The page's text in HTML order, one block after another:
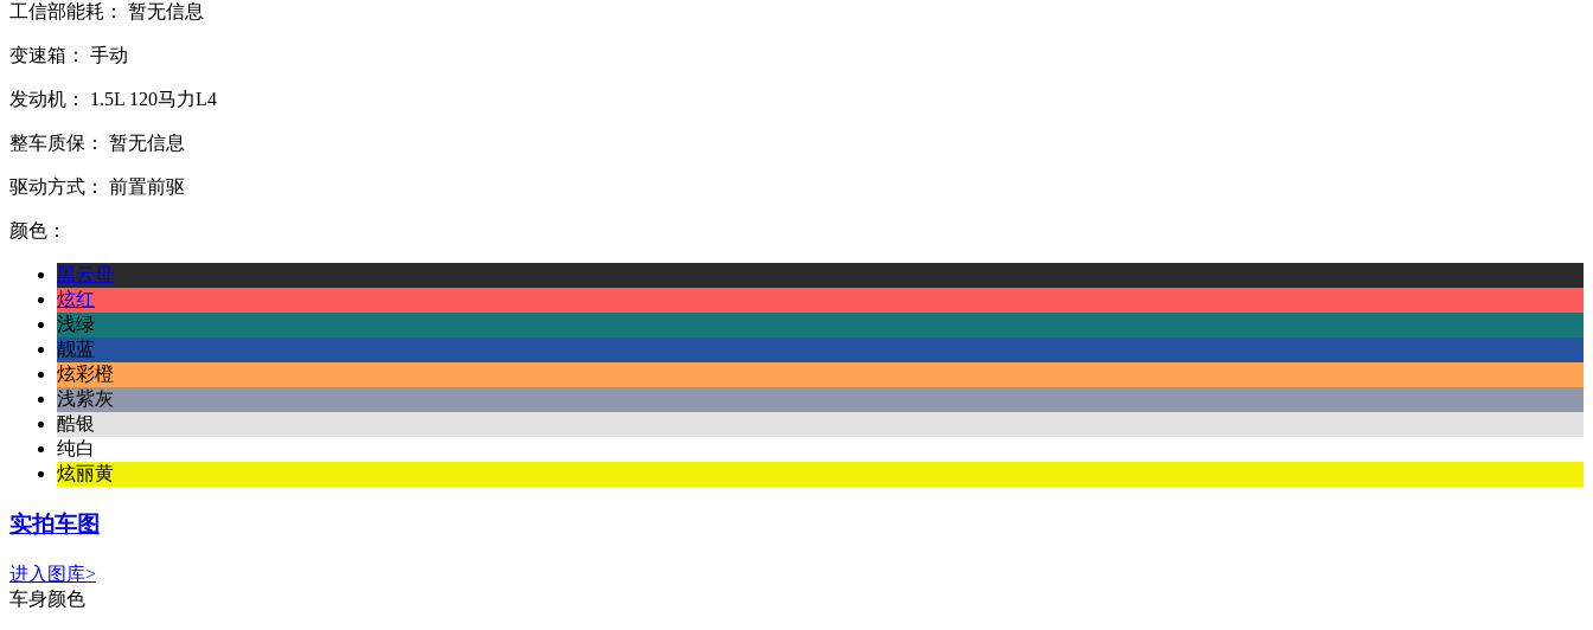
工信部能耗： 暂无信息
变速箱： 手动
发动机： 1.5L 120马力L4
整车质保： 暂无信息
驱动方式： 前置前驱
颜色：
黑云母
炫红
浅绿
靓蓝
炫彩橙
浅紫灰
酷银
纯白
炫丽黄
实拍车图
进入图库>
车身颜色